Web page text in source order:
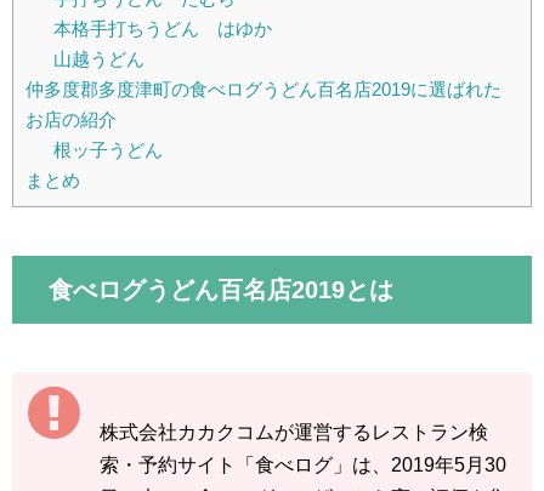
本格手打ちうどん はゆか
山越うどん
仲多度郡多度津町の食べログうどん百名店2019に選ばれた
お店の紹介
根ッ子うどん
まとめ
食べログうどん百名店2019とは
株式会社カカクコムが運営するレストラン検
索・予約サイト「食べログ」は、2019年5月30